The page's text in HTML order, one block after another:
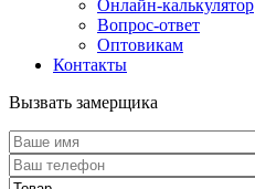
Онлайн-калькулятор
Вопрос-ответ
Оптовикам
Контакты
Вызвать замерщика